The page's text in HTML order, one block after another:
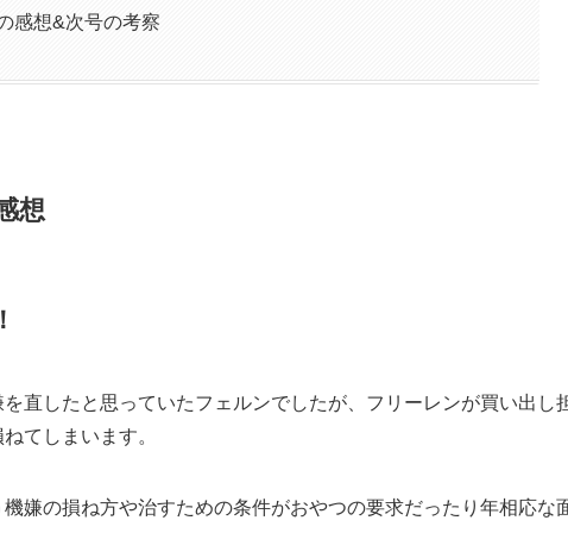
感想&次号の考察
想
直したと思っていたフェルンでしたが、フリーレンが買い出し
てしまいます。
嫌の損ね方や治すための条件がおやつの要求だったり年相応な